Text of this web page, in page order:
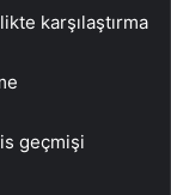
karşılaştırma
geçmişi